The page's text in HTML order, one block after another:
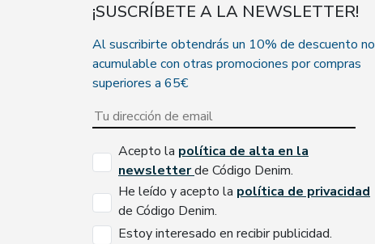
¡SUSCRÍBETE A LA NEWSLETTER!
Al suscribirte obtendrás un 10% de descuento no
acumulable con otras promociones por compras
superiores a 65€
Acepto la política de alta en la
newsletterde Código Denim.
He leído y acepto la política de privacidad
de Código Denim.
Estoy interesado en recibir publicidad.